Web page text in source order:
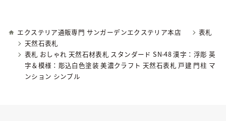
エクステリア通販専門 サンガーデンエクステリア本店
表札
天然石表札
表札 おしゃれ 天然石材表札 スタンダード SN-48 漢字：浮彫 英
字＆模様：彫込白色塗装 美濃クラフト 天然石表札 戸建 門柱 マ
ンション シンプル